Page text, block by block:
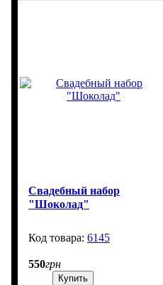
Свадебный набор
"Шоколад"
6145
550грн
Купить